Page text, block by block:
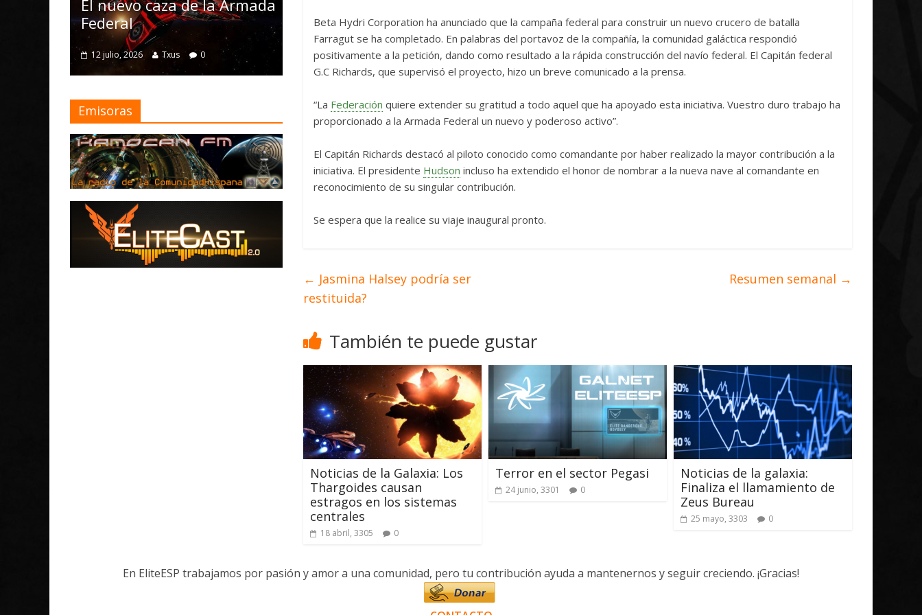
Beta Hydri Corporation ha anunciado que la campaña federal para construir un nuevo crucero de batalla
Farragut se ha completado. En palabras del portavoz de la compañía, la comunidad galáctica respondió
positivamente a la petición, dando como resultado a la rápida construcción del navío federal. El Capitán federal
G.C Richards, que supervisó el proyecto, hizo un breve comunicado a la prensa.
“La Federación quiere extender su gratitud a todo aquel que ha apoyado esta iniciativa. Vuestro duro trabajo ha
proporcionado a la Armada Federal un nuevo y poderoso activo”.
El Capitán Richards destacó al piloto conocido como comandante por haber realizado la mayor contribución a la
iniciativa. El presidente Hudson incluso ha extendido el honor de nombrar a la nueva nave al comandante en
reconocimiento de su singular contribución.
Se espera que la realice su viaje inaugural pronto.
← Jasmina Halsey podría ser
restituida?
Resumen semanal →
También te puede gustar
Noticias de la Galaxia: Los
Thargoides causan
estragos en los sistemas
centrales
18 abril, 3305 0
Terror en el sector Pegasi
24 junio, 3301 0
Noticias de la galaxia:
Finaliza el llamamiento de
Zeus Bureau
25 mayo, 3303 0
El nuevo caza de la Armada
Txus 0
mejoras
4 julio, 2026 0
Mayo de 2026
28 mayo, 2026 Txus 0
14 abril, 2026 Txus 0
Emisoras
En EliteESP trabajamos por pasión y amor a una comunidad, pero tu contribución ayuda a mantenernos y seguir creciendo. ¡Gracias!